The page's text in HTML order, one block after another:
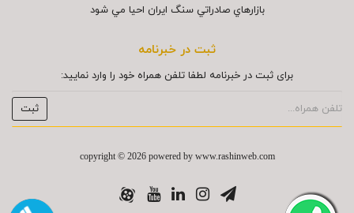
بازارهاي صادراتي سنگ ايران احيا مي شود
ثبت در خبرنامه
برای ثبت در خبرنامه لطفا تلفن همراه خود را وارد نمایید:
copyright © 2026 powered by www.rashinweb.com